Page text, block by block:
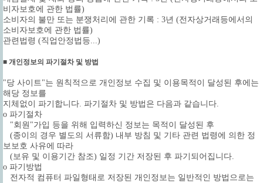
비자보호에 관한 법률)
소비자의 불만 또는 분쟁처리에 관한 기록 : 3년 (전자상거래등에서의
소비자보호에 관한 법률)
관련법령 (직업안정법등...)
■ 개인정보의 파기절차 및 방법
"당 사이트"는 원칙적으로 개인정보 수집 및 이용목적이 달성된 후에는
해당 정보를
지체없이 파기합니다. 파기절차 및 방법은 다음과 같습니다.
ο 파기절차
"회원"가입 등을 위해 입력하신 정보는 목적이 달성된 후
(종이의 경우 별도의 서류함) 내부 방침 및 기타 관련 법령에 의한 정
보보호 사유에 따라
(보유 및 이용기간 참조) 일정 기간 저장된 후 파기되어집니다.
ο 파기방법
전자적 컴퓨터 파일형태로 저장된 개인정보는 일반적인 방법으로는